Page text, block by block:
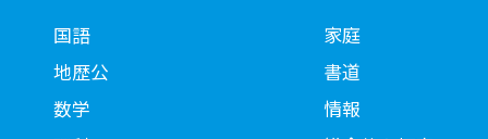
国語
地歴公
数学
家庭
書道
情報